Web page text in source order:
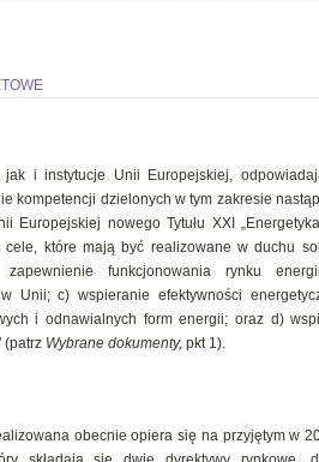
jak i instytucje Unii Europejskiej,
kompetencji dzielonych w tym zakresie
Europejskiej nowego Tytułu XXI
cele, które mają być realizowane w duchu
zapewnienie funkcjonowania rynku
Unii; c) wspieranie efektywności
i odnawialnych form energii; oraz d)
(patrz Wybrane dokumenty, pkt 1).
obecnie opiera się na przyjętym w